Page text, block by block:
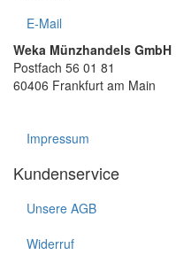
E-Mail
Weka Münzhandels GmbH
Postfach 56 01 81
60406 Frankfurt am Main
Impressum
Kundenservice
Unsere AGB
Widerruf